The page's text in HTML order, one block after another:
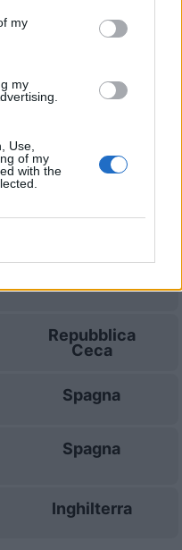
my
my
Use,
of my
with the
2-0
Repubblica
1-0
Repubblica
Spagna
Repubblica
Ceca
Spagna
Spagna
Inghilterra